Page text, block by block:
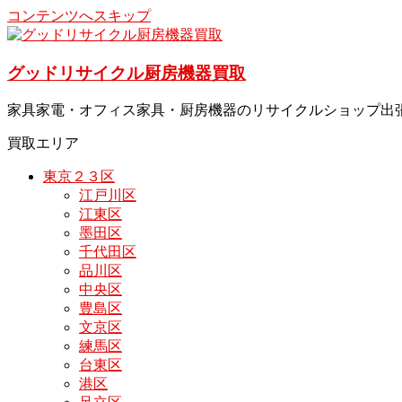
コンテンツへスキップ
グッドリサイクル厨房機器買取
家具家電・オフィス家具・厨房機器のリサイクルショップ出
買取エリア
東京２３区
江戸川区
江東区
墨田区
千代田区
品川区
中央区
豊島区
文京区
練馬区
台東区
港区